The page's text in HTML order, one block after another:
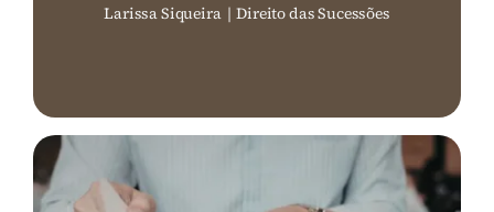
Larissa Siqueira | Direito das Sucessões